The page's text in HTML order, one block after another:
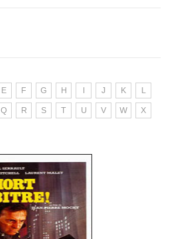
E F G H I J K L
Q R S T U V W X